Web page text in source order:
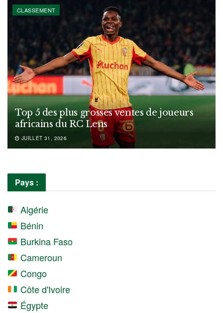
CLASSEMENT
Top 5 des plus grosses ventes de joueurs
africains du RC Lens
JUILLET 31, 2026
Pays :
Algérie
Bénin
Burkina Faso
Cameroun
Congo
Côte d'Ivoire
Égypte